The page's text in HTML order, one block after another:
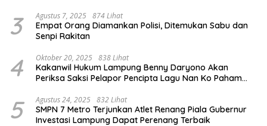
3 Agustus 7, 2025 874 Lihat
Empat Orang Diamankan Polisi, Ditemukan Sabu dan
Senpi Rakitan
4 Oktober 20, 2025 838 Lihat
Kakanwil Hukum Lampung Benny Daryono Akan
Periksa Saksi Pelapor Pencipta Lagu Nan Ko Paham
5 Agustus 24, 2025 832 Lihat
SMPN 7 Metro Terjunkan Atlet Renang Piala Gubernur
Investasi Lampung Dapat Perenang Terbaik